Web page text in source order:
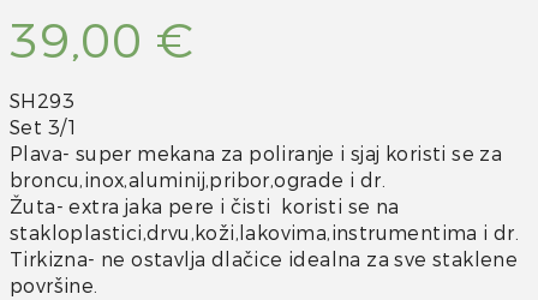
39,00 €
SH293
Set 3/1
Plava- super mekana za poliranje i sjaj koristi se za
broncu,inox,aluminij,pribor,ograde i dr.
Žuta- extra jaka pere i čisti koristi se na
stakloplastici,drvu,koži,lakovima,instrumentima i dr.
Tirkizna- ne ostavlja dlačice idealna za sve staklene
površine.